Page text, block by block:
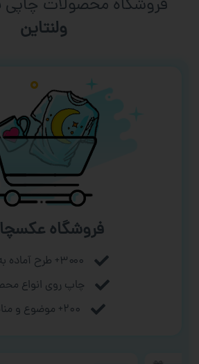
فروشگاه محصولات چاپی
ورزشی
فروشگاه
۳۰۰۰+ طرح آماده به چاپ
چاپ روی انواع
۲۰۰+ موضوع و مناسبت